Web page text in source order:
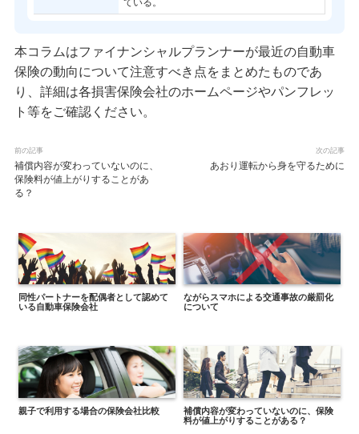
ている。
本コラムはファイナンシャルプランナーが最近の自動車
保険の動向について注意すべき点をまとめたものであ
り、詳細は各損害保険会社のホームページやパンフレッ
ト等をご確認ください。
前の記事
補償内容が変わっていないのに、
保険料が値上がりすることがあ
る？
次の記事
あおり運転から身を守るために
同性パートナーを配偶者として認めて
いる自動車保険会社
ながらスマホによる交通事故の厳罰化
について
親子で利用する場合の保険会社比較
補償内容が変わっていないのに、保険
料が値上がりすることがある？